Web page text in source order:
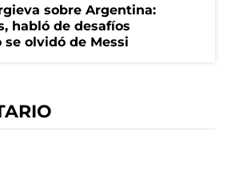
sobre Argentina:
habló de desafíos
olvidó de Messi